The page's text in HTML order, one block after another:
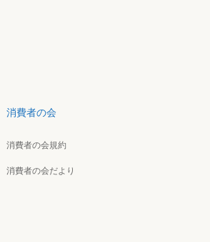
消費者の会
消費者の会規約
消費者の会だより